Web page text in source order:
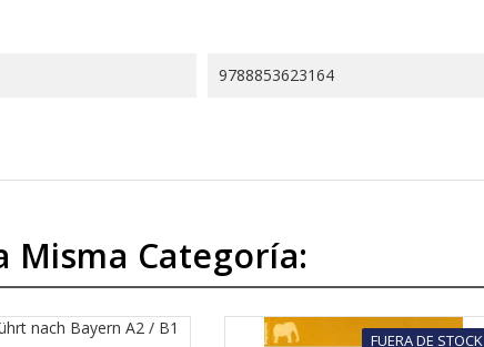
9788853623164
Misma Categoría:
FUERA DE STOCK